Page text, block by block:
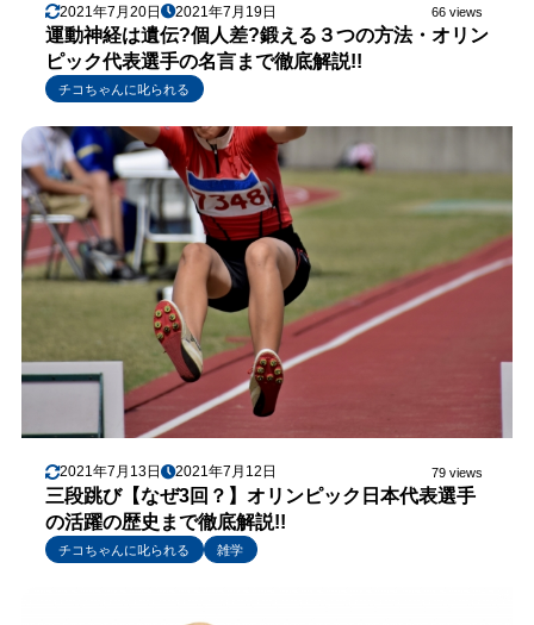
2021年7月20日 2021年7月19日 66 views
運動神経は遺伝?個人差?鍛える３つの方法・オリン
ピック代表選手の名言まで徹底解説!!
チコちゃんに叱られる
2021年7月13日 2021年7月12日 79 views
三段跳び【なぜ3回？】オリンピック日本代表選手
の活躍の歴史まで徹底解説!!
チコちゃんに叱られる 雑学